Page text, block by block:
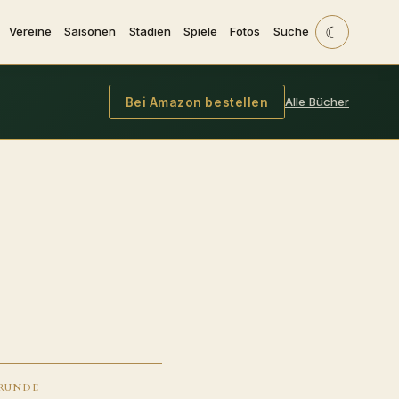
Vereine Saisonen Stadien Spiele Fotos Suche ☾
Bei Amazon bestellen Alle Bücher